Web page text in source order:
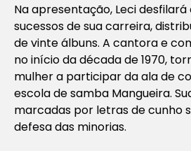
Na apresentação, Leci desfilará
sucessos de sua carreira,
de vinte álbuns. A cantora e
no início da década de 1970,
mulher a participar da ala de
escola de samba Mangueira.
marcadas por letras de cunho
defesa das minorias.